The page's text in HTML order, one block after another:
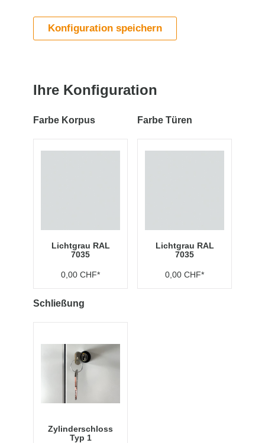
Konfiguration speichern
Ihre Konfiguration
Farbe Korpus
Lichtgrau RAL
7035
0,00 CHF*
Farbe Türen
Lichtgrau RAL
7035
0,00 CHF*
Schließung
Zylinderschloss
Typ 1